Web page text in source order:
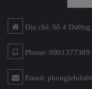
Địa chỉ: Số 4 Đường
Phone: 0901377389
Email: